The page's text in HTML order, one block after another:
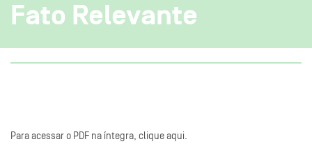
Fato Relevante
Para acessar o PDF na íntegra, clique aqui.